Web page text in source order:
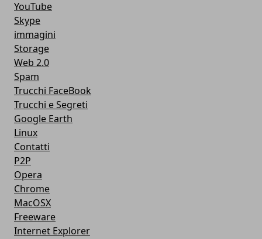
YouTube
Skype
immagini
Storage
Web 2.0
Spam
Trucchi FaceBook
Trucchi e Segreti
Google Earth
Linux
Contatti
P2P
Opera
Chrome
MacOSX
Freeware
Internet Explorer